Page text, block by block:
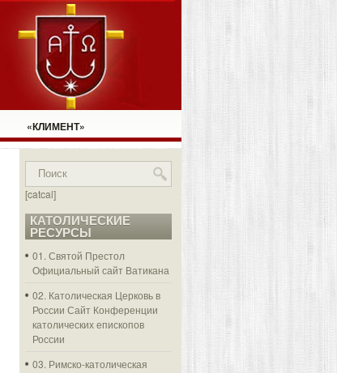
«КЛИМЕНТ»
[catcal]
КАТОЛИЧЕСКИЕ
РЕСУРСЫ
01. Святой Престол
Официальный сайт Ватикана
02. Католическая Церковь в
России Сайт Конференции
католических епископов
России
03. Римско-католическая